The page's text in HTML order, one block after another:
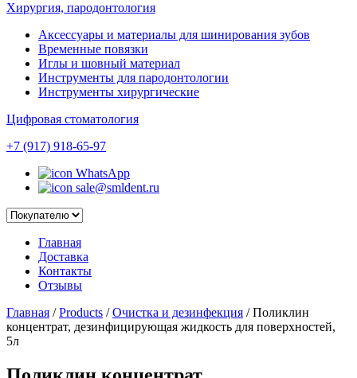
Хирургия, пародонтология
Аксессуары и материалы для шинирования зубов
Временные повязки
Иглы и шовный материал
Инструменты для пародонтологии
Инструменты хирургические
Цифровая стоматология
+7 (917) 918-65-97
WhatsApp
sale@smldent.ru
Главная
Доставка
Контакты
Отзывы
Главная / Products / Очистка и дезинфекция /Поликлин
концентрат, дезинфицирующая жидкость для поверхностей,
5л